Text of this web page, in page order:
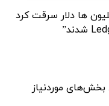
ها دلار سرقت کرد
موردنیاز